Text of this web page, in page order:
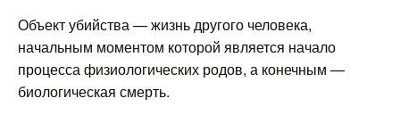
Объект убийства — жизнь другого человека,
начальным моментом которой является начало
процесса физиологических родов, а конечным —
биологическая смерть.